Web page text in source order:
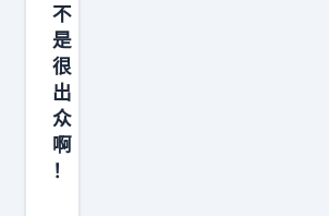
不
是
很
出
众
啊
！